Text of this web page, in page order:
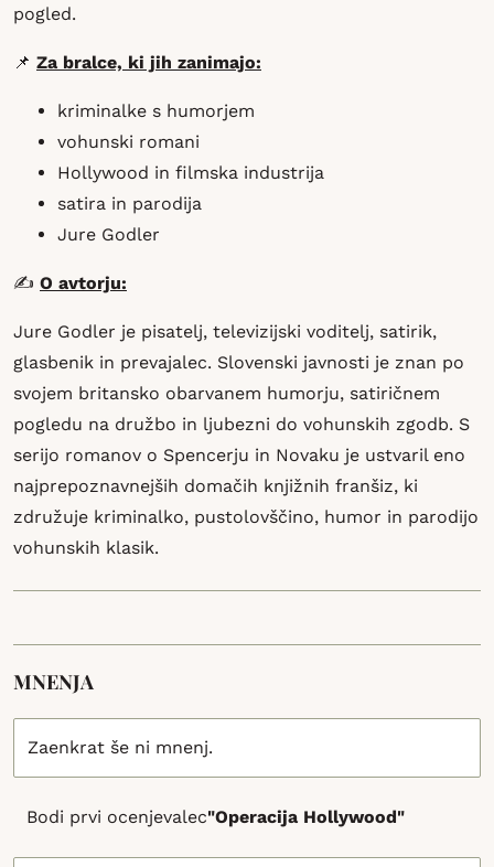
pogled.
📌 Za bralce, ki jih zanimajo:
kriminalke s humorjem
vohunski romani
Hollywood in filmska industrija
satira in parodija
Jure Godler
✍️ O avtorju:
Jure Godler je pisatelj, televizijski voditelj, satirik,
glasbenik in prevajalec. Slovenski javnosti je znan po
svojem britansko obarvanem humorju, satiričnem
pogledu na družbo in ljubezni do vohunskih zgodb. S
serijo romanov o Spencerju in Novaku je ustvaril eno
najprepoznavnejših domačih knjižnih franšiz, ki
združuje kriminalko, pustolovščino, humor in parodijo
vohunskih klasik.
MNENJA
Zaenkrat še ni mnenj.
Bodi prvi ocenjevalec"Operacija Hollywood"